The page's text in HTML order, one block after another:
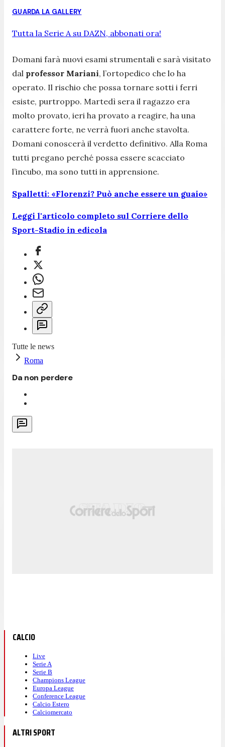
GUARDA LA GALLERY
Tutta la Serie A su DAZN, abbonati ora!
Domani farà nuovi esami strumentali e sarà visitato
dal professor Mariani, l’ortopedico che lo ha
operato. Il rischio che possa tornare sotti i ferri
esiste, purtroppo. Martedì sera il ragazzo era
molto provato, ieri ha provato a reagire, ha una
carattere forte, ne verrà fuori anche stavolta.
Domani conoscerà il verdetto definitivo. Alla Roma
tutti pregano perché possa essere scacciato
l’incubo, ma sono tutti in apprensione.
Spalletti: «Florenzi? Può anche essere un guaio»
Leggi l'articolo completo sul Corriere dello
Sport-Stadio in edicola
Tutte le news
Roma
Da non perdere
CALCIO
Live
Serie A
Serie B
Champions League
Europa League
Conference League
Calcio Estero
Calciomercato
ALTRI SPORT